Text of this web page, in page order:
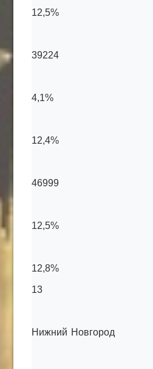
12,5%
39224
4,1%
12,4%
46999
12,5%
12,8%
13
Нижний Новгород